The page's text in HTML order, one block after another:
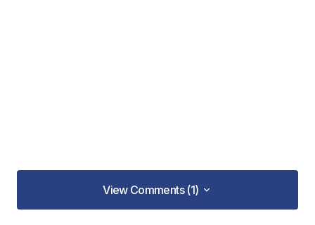
View Comments (1)
View Comments (1)